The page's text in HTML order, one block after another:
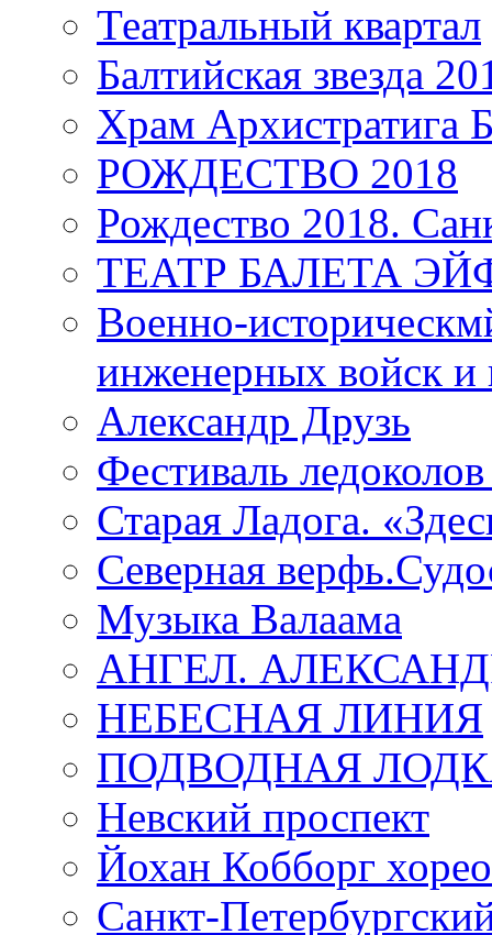
Театральный квартал
Балтийская звезда
Храм
РОЖДЕСТВО 2018
Рождество 2018.
ТЕАТР БАЛЕТА
Военно-
инженерных войск и
Александр Друзь
Фестиваль
Старая Ладога.
Северная
Музыка Валаама
АНГЕЛ.
НЕБЕСНАЯ ЛИНИЯ
ПОДВОДНАЯ
Невский проспект
Йохан Кобборг
Санкт-